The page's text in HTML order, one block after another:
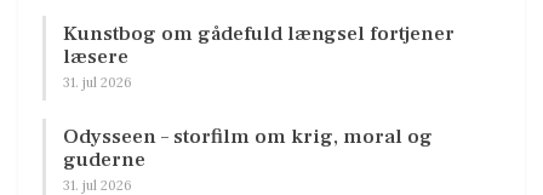
Kunstbog om gådefuld længsel fortjener
læsere
31. jul 2026
Odysseen – storfilm om krig, moral og
guderne
31. jul 2026